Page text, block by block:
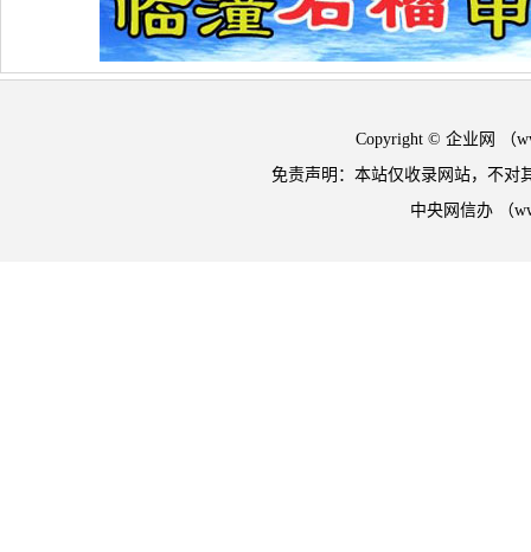
Copyright © 企业网 （
免责声明：本站仅收录网站，不对
中央网信办 （